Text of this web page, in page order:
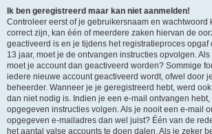
Ik ben geregistreerd maar kan niet aanmelden!
Controleer eerst of je gebruikersnaam en wachtwoord
correct zijn, kan één of meerdere zaken hiervan de
geactiveerd is en je tijdens het registratieproces opgaf
13 jaar, moet je de ontvangen instructies opvolgen.
moet je account dan geactiveerd worden? Sommige
iedere nieuwe account geactiveerd wordt, ofwel door
beheerder. Wanneer je je geregistreerd hebt, werd
dan niet nodig is. Indien je een e-mail ontvangen
opgegeven instructies volgen. Als je nooit een e-mail
opgegeven e-mailadres dan wel juist? Één van de
het aantal valse accounts te doen dalen. Als je zeker